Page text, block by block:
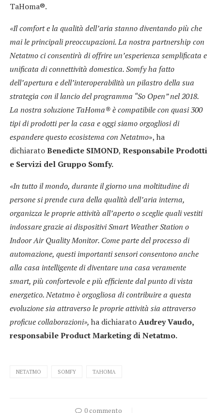
TaHoma®.
«Il comfort e la qualità dell’aria stanno diventando più che
mai le principali preoccupazioni. La nostra partnership con
Netatmo ci consentirà di offrire un’esperienza semplificata e
unificata di connettività domestica. Somfy ha fatto
dell’apertura e dell’interoperabilità un pilastro della sua
strategia con il lancio del programma “So Open” nel 2018.
La nostra soluzione TaHoma® è compatibile con quasi 300
tipi di prodotti per la casa e oggi siamo orgogliosi di
espandere questoecosistema con Netatmo», ha
dichiaratoBenedicte SIMOND, Responsabile Prodotti
e Servizi del Gruppo Somfy.
«In tutto il mondo, durante il giorno una moltitudine di
persone si prende cura della qualità dell’aria interna,
organizza le proprie attività all’aperto o sceglie quali vestiti
indossare grazie ai dispositivi Smart Weather Station o
Indoor Air Quality Monitor. Come parte del processo di
automazione, questi importanti sensori consentono anche
alla casa intelligente di diventare una casa veramente
smart, più confortevole e più efficiente dal punto di vista
energetico. Netatmo è orgogliosa di contribuire a questa
evoluzione sia attraverso le proprie attività sia attraverso
proficue collaborazioni», ha dichiaratoAudrey Vaudo,
responsabile Product Marketing di Netatmo.
NETATMO SOMFY TAHOMA
0 commento